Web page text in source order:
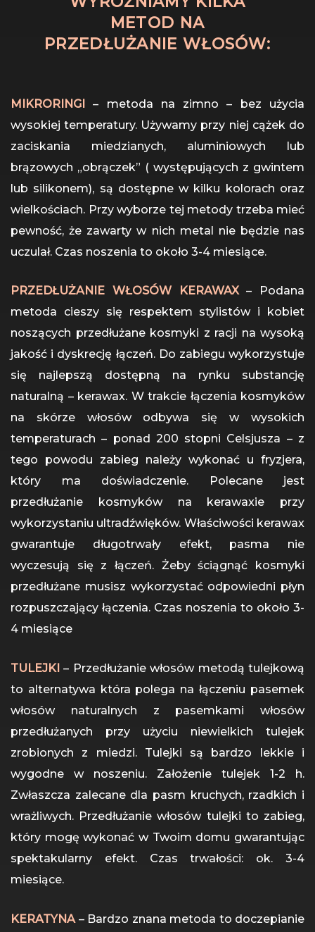
METOD NA
PRZEDŁUŻANIE WŁOSÓW:
MIKRORINGI – metoda na zimno – bez użycia
wysokiej temperatury. Używamy przy niej cążek do
zaciskania miedzianych, aluminiowych lub
brązowych „obrączek” ( występujących z gwintem
lub silikonem), są dostępne w kilku kolorach oraz
wielkościach. Przy wyborze tej metody trzeba mieć
pewność, że zawarty w nich metal nie będzie nas
uczulał. Czas noszenia to około 3-4 miesiące.
PRZEDŁUŻANIE WŁOSÓW KERAWAX– Podana
metoda cieszy się respektem stylistów i kobiet
noszących przedłużane kosmyki z racji na wysoką
jakość i dyskrecję łączeń. Do zabiegu wykorzystuje
się najlepszą dostępną na rynku substancję
naturalną – kerawax. W trakcie łączenia kosmyków
na skórze włosów odbywa się w wysokich
temperaturach – ponad 200 stopni Celsjusza – z
tego powodu zabieg należy wykonać u fryzjera,
który ma doświadczenie. Polecane jest
przedłużanie kosmyków na kerawaxie przy
wykorzystaniu ultradźwięków. Właściwości kerawax
gwarantuje długotrwały efekt, pasma nie
wyczesują się z łączeń. Żeby ściągnąć kosmyki
przedłużane musisz wykorzystać odpowiedni płyn
rozpuszczający łączenia. Czas noszenia to około 3-
4 miesiące
TULEJKI– Przedłużanie włosów metodą tulejkową
to alternatywa która polega na łączeniu pasemek
włosów naturalnych z pasemkami włosów
przedłużanych przy użyciu niewielkich tulejek
zrobionych z miedzi. Tulejki są bardzo lekkie i
wygodne w noszeniu. Założenie tulejek 1-2 h.
Zwłaszcza zalecane dla pasm kruchych, rzadkich i
wrażliwych. Przedłużanie włosów tulejki to zabieg,
który mogę wykonać w Twoim domu gwarantując
spektakularny efekt. Czas trwałości: ok. 3-4
miesiące.
KERATYNA – Bardzo znana metoda to doczepianie